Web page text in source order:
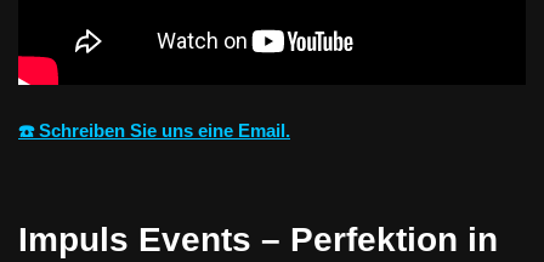
☎️ Schreiben Sie uns eine Email.
Impuls Events – Perfektion in